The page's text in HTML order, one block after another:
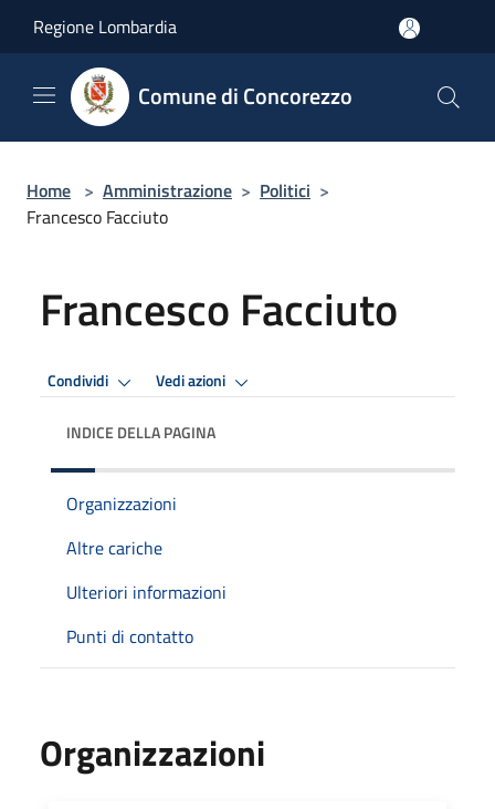
Regione Lombardia
Comune di Concorezzo
Home > Amministrazione > Politici >
Francesco Facciuto
Francesco Facciuto
Condividi Vedi azioni
INDICE DELLA PAGINA
Organizzazioni
Altre cariche
Ulteriori informazioni
Punti di contatto
Organizzazioni